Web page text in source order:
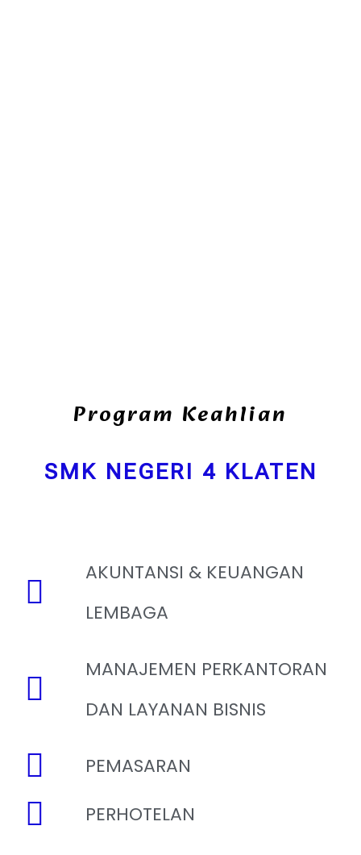
Program Keahlian
SMK NEGERI 4 KLATEN
AKUNTANSI & KEUANGAN
LEMBAGA
MANAJEMEN PERKANTORAN
DAN LAYANAN BISNIS
PEMASARAN
PERHOTELAN